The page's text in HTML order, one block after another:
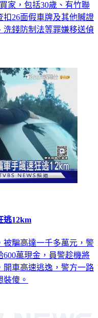
家，包括30歲、有竹聯
26面假車牌及其他贓證
錢防制法等罪嫌移送偵
逃12km
被騙高達一千多萬元，警
萬現金，員警趁機將
開車高速逃逸，警方一路
傻。